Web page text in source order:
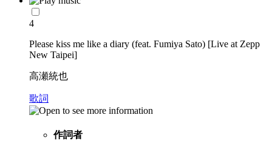
4
Please kiss me like a diary (feat. Fumiya Sato) [Live at Zepp
New Taipei]
高瀬統也
歌詞
作詞者